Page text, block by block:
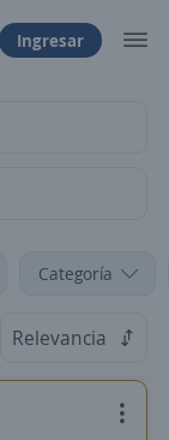
Ingresar
Categoría
Relevancia